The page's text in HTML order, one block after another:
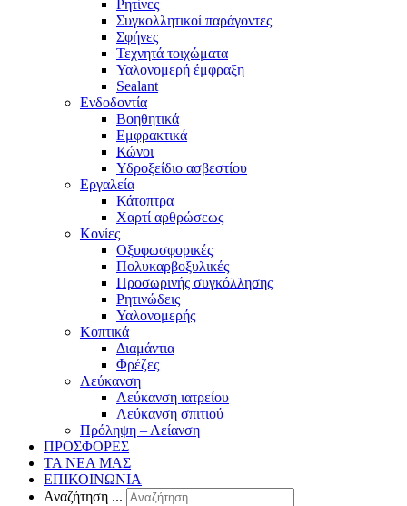
Ρητίνες
Συγκολλητικοί παράγοντες
Σφήνες
Τεχνητά τοιχώματα
Υαλονομερή έμφραξη
Sealant
Ενδοδοντία
Βοηθητικά
Εμφρακτικά
Κώνοι
Υδροξείδιο ασβεστίου
Εργαλεία
Κάτοπτρα
Χαρτί αρθρώσεως
Κονίες
Οξυφωσφορικές
Πολυκαρβοξυλικές
Προσωρινής συγκόλλησης
Ρητινώδεις
Υαλονομερής
Κοπτικά
Διαμάντια
Φρέζες
Λεύκανση
Λεύκανση ιατρείου
Λεύκανση σπιτιού
Πρόληψη – Λείανση
ΠΡΟΣΦΟΡΕΣ
ΤΑ ΝΕΑ ΜΑΣ
ΕΠΙΚΟΙΝΩΝΙΑ
Αναζήτηση ...